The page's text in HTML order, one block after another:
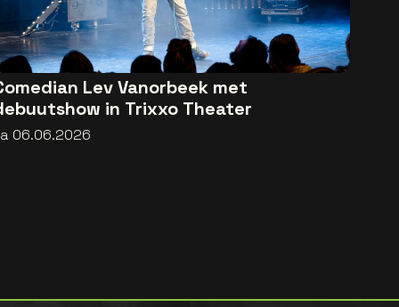
Lev Vanorbeek met
in Trixxo Theater
06.06.2026